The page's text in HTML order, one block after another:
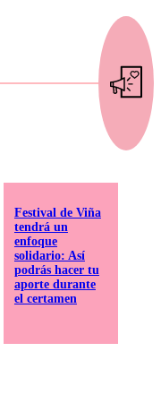
Festival de Viña
tendrá un
enfoque
solidario: Así
podrás hacer tu
aporte durante
el certamen